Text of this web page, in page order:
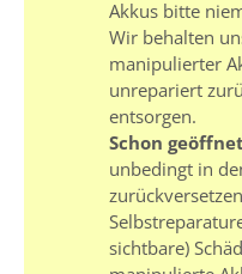
Akkus bitte
Wir behalten
manipulierter
unrepariert
entsorgen.
Schon
unbedingt in
sichtbare)